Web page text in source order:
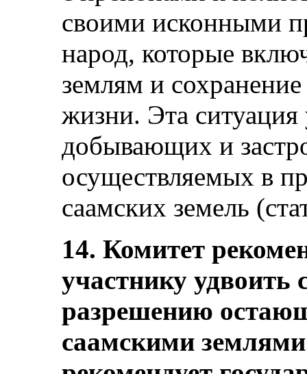
своими исконными
народ, которые
землям и
жизни. Эта ситуация
добывающих и
осуществляемых в
саамских земель
14. Комитет
участнику удвоить
разрешению
саамскими